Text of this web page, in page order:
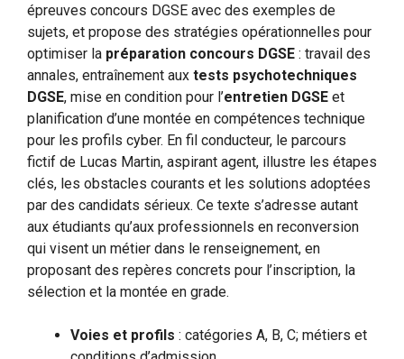
épreuves concours DGSE avec des exemples de
sujets, et propose des stratégies opérationnelles pour
optimiser la préparation concours DGSE : travail des
annales, entraînement aux tests psychotechniques
DGSE, mise en condition pour l’entretien DGSE et
planification d’une montée en compétences technique
pour les profils cyber. En fil conducteur, le parcours
fictif de Lucas Martin, aspirant agent, illustre les étapes
clés, les obstacles courants et les solutions adoptées
par des candidats sérieux. Ce texte s’adresse autant
aux étudiants qu’aux professionnels en reconversion
qui visent un métier dans le renseignement, en
proposant des repères concrets pour l’inscription, la
sélection et la montée en grade.
Voies et profils : catégories A, B, C; métiers et